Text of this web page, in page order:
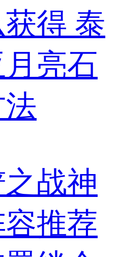
得 泰
亮石
战神
推荐